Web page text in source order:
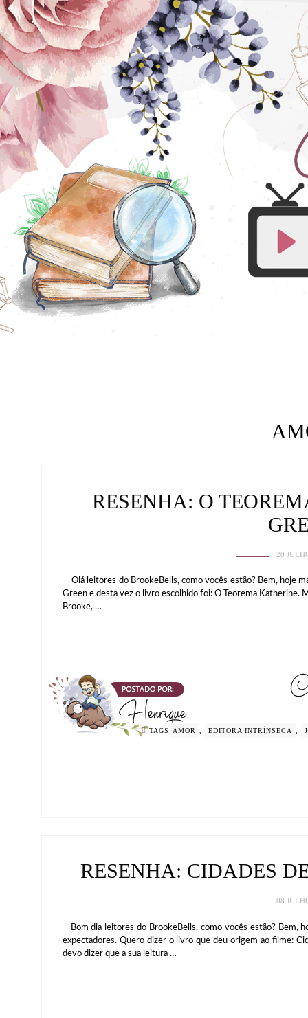
RESENHA: O
20
Olá leitores do BrookeBells, como vocês estão? Bem, hoje
Green e desta vez o livro escolhido foi: O Teorema Katherine.
Brooke, …
TAGS AMOR , EDITORA INTRÍNSECA ,
RESENHA: CIDADES
08
Bom dia leitores do BrookeBells, como vocês estão? Bem,
expectadores. Quero dizer o livro que deu origem ao filme:
devo dizer que a sua leitura …